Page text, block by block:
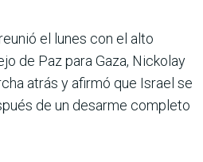
el lunes con el alto
de Paz para Gaza, Nickolay
atrás y afirmó que Israel se
de un desarme completo